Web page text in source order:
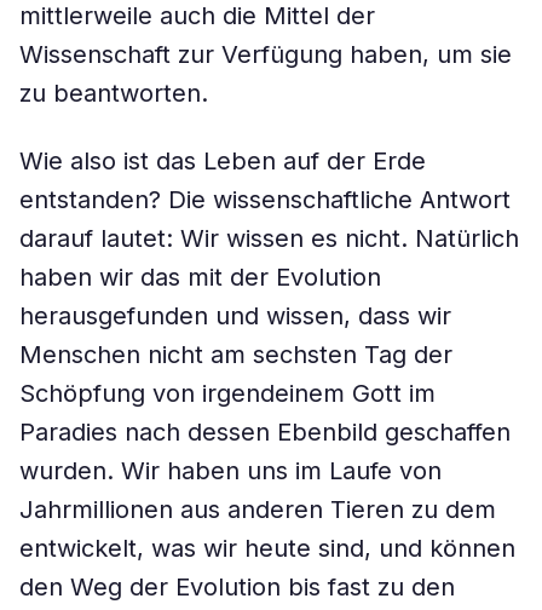
mittlerweile auch die Mittel der
Wissenschaft zur Verfügung haben, um sie
zu beantworten.
Wie also ist das Leben auf der Erde
entstanden? Die wissenschaftliche Antwort
darauf lautet: Wir wissen es nicht. Natürlich
haben wir das mit der Evolution
herausgefunden und wissen, dass wir
Menschen nicht am sechsten Tag der
Schöpfung von irgendeinem Gott im
Paradies nach dessen Ebenbild geschaffen
wurden. Wir haben uns im Laufe von
Jahrmillionen aus anderen Tieren zu dem
entwickelt, was wir heute sind, und können
den Weg der Evolution bis fast zu den